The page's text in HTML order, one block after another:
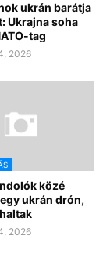
ukrán barátja
Ukrajna soha
tag
2026
közé
ukrán drón,
2026